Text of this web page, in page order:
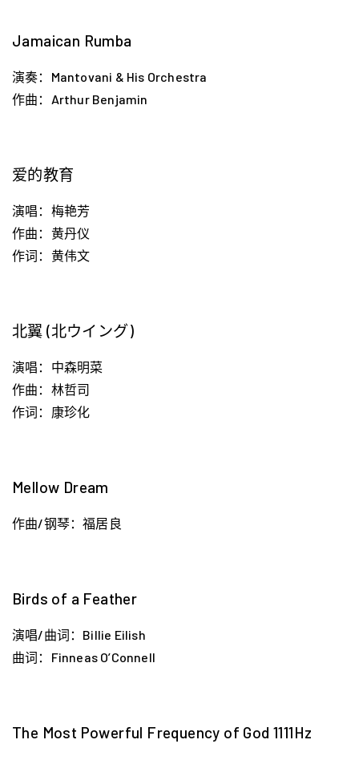
Jamaican Rumba
演奏：Mantovani & His Orchestra
作曲：Arthur Benjamin
爱的教育
演唱：梅艳芳
作曲：黄丹仪
作词：黄伟文
北翼 (北ウイング)
演唱：中森明菜
作曲：林哲司
作词：康珍化
Mellow Dream
作曲/钢琴：福居良
Birds of a Feather
演唱/曲词：Billie Eilish
曲词：Finneas O’Connell
The Most Powerful Frequency of God 1111Hz